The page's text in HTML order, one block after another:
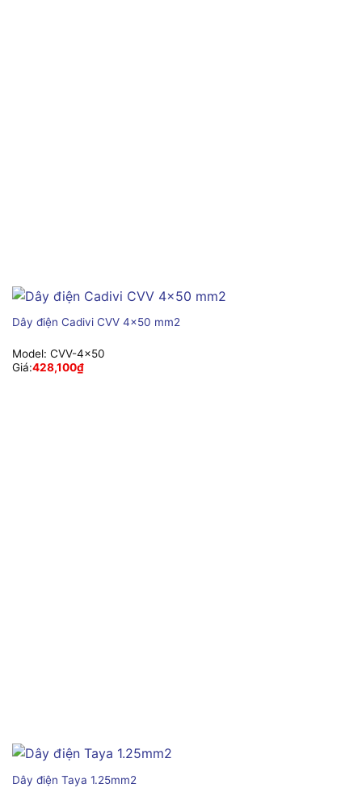
Dây điện Cadivi CVV 4×50 mm2
Model: CVV-4×50
Giá:428,100₫
Dây điện Taya 1.25mm2